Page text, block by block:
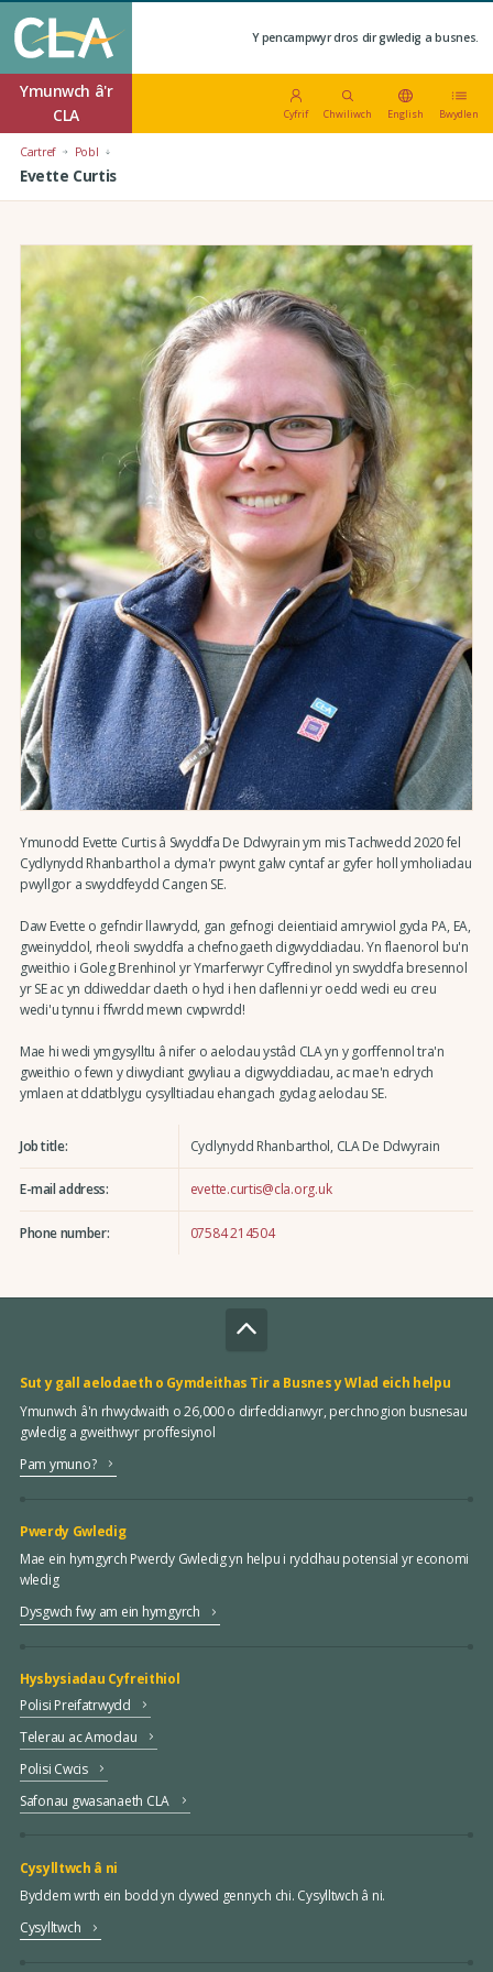
Y pencampwyr dros dir gwledig a busnes.
Ymunwch â'r
CLA
Cyfrif Chwiliwch English Bwydlen
Cartref Pobl
Evette Curtis
Ymunodd Evette Curtis â Swyddfa De Ddwyrain ym mis Tachwedd 2020 fel
Cydlynydd Rhanbarthol a dyma'r pwynt galw cyntaf ar gyfer holl ymholiadau
pwyllgor a swyddfeydd Cangen SE.
Daw Evette o gefndir llawrydd, gan gefnogi cleientiaid amrywiol gyda PA, EA,
gweinyddol, rheoli swyddfa a chefnogaeth digwyddiadau. Yn flaenorol bu'n
gweithio i Goleg Brenhinol yr Ymarferwyr Cyffredinol yn swyddfa bresennol
yr SE ac yn ddiweddar daeth o hyd i hen daflenni yr oedd wedi eu creu
wedi'u tynnu i ffwrdd mewn cwpwrdd!
Mae hi wedi ymgysylltu â nifer o aelodau ystâd CLA yn y gorffennol tra'n
gweithio o fewn y diwydiant gwyliau a digwyddiadau, ac mae'n edrych
ymlaen at ddatblygu cysylltiadau ehangach gydag aelodau SE.
Job title: Cydlynydd Rhanbarthol, CLA De Ddwyrain
E-mail address: evette.curtis@cla.org.uk
Phone number: 07584 214504
Sut y gall aelodaeth o Gymdeithas Tir a Busnes y Wlad eich helpu
Ymunwch â'n rhwydwaith o 26,000 o dirfeddianwyr, perchnogion busnesau
gwledig a gweithwyr proffesiynol
Pam ymuno?
Pwerdy Gwledig
Mae ein hymgyrch Pwerdy Gwledig yn helpu i ryddhau potensial yr economi
wledig
Dysgwch fwy am ein hymgyrch
Hysbysiadau Cyfreithiol
Polisi Preifatrwydd
Telerau ac Amodau
Polisi Cwcis
Safonau gwasanaeth CLA
Cysylltwch â ni
Byddem wrth ein bodd yn clywed gennych chi. Cysylltwch â ni.
Cysylltwch